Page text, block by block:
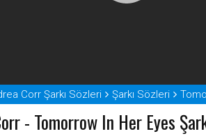
Corr Şarkı Sözleri Şarkı Sözleri
- Tomorrow In Her Eyes